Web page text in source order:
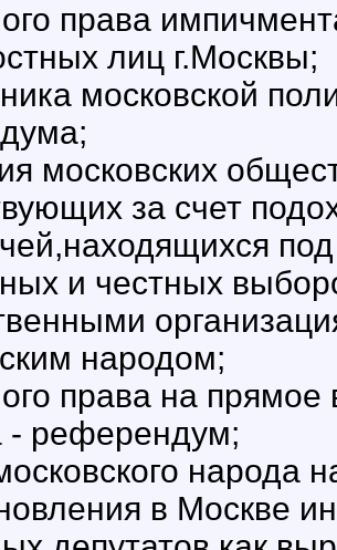
права
лиц г.Москвы;
московской
московских
за счет
и честных
народом;
права на прямое
- референдум;
народа
в Москве